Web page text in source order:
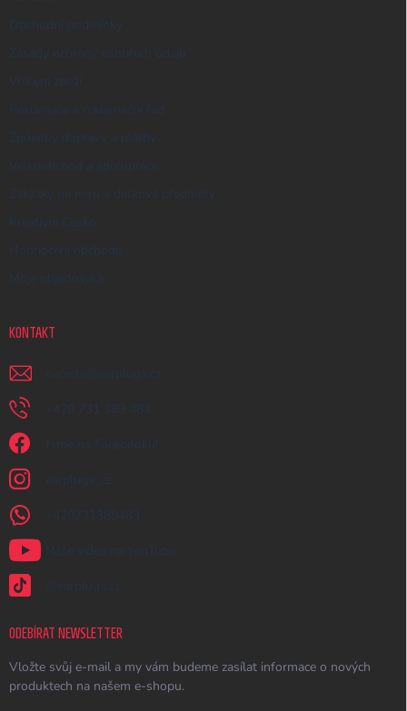
Obchodní podmínky
Zásady ochrany osobních údajů
Vrácení zboží
Reklamace a reklamační řád
Způsoby dopravy a platby
Velkoobchod a spolupráce
Zakázky na míru a dárkové předměty
Kreativní Česko
Hodnocení obchodu
Moje objednávka
KONTAKT
napiste @ earplugs.cz
+420 731 389 483
Jsme na Facebooku!
earplugs_cz
+420731389483
Naše videa na YouTube
@earplugs.cz
ODEBÍRAT NEWSLETTER
Vložte svůj e-mail a my vám budeme zasílat informace o nových
produktech na našem e-shopu.